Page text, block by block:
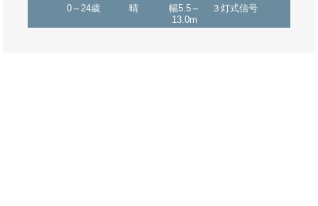
0～24歳 晴
幅5.5～
13.0m
３灯式信号